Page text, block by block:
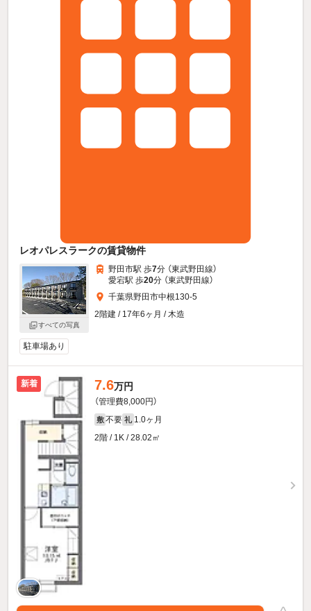
レオパレスラークの賃貸物件
すべての写真
野田市駅 歩7分 （東武野田線）
愛宕駅 歩20分 （東武野田線）
千葉県野田市中根130-5
2階建 / 17年6ヶ月 / 木造
駐車場あり
新着 7.6万円
（管理費8,000円）
敷 不要 礼 1.0ヶ月
2階 / 1K / 28.02㎡